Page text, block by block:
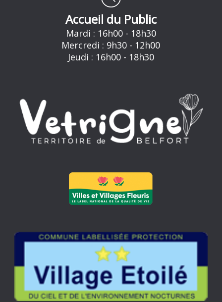
Accueil du Public
Mardi : 16h00 - 18h30
Mercredi : 9h30 - 12h00
Jeudi : 16h00 - 18h30